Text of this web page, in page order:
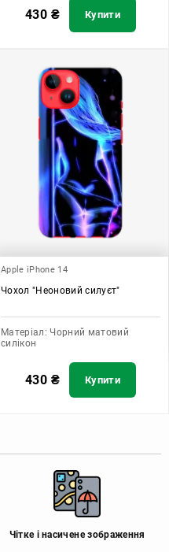
430 ₴ Купити
Apple iPhone 14
Чохол "Неоновий силуєт"
Матеріал: Чорний матовий
силікон
430 ₴ Купити
Чітке і насичене зображення